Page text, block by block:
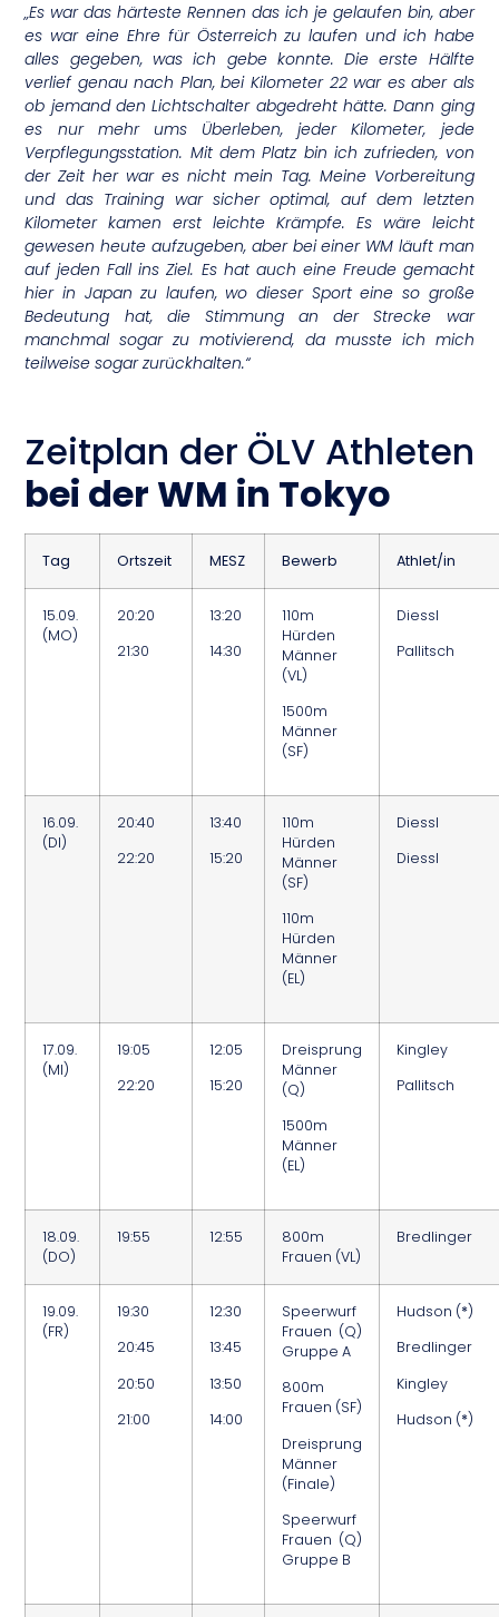
„Es war das härteste Rennen das ich je gelaufen bin, aber
es war eine Ehre für Österreich zu laufen und ich habe
alles gegeben, was ich gebe konnte. Die erste Hälfte
verlief genau nach Plan, bei Kilometer 22 war es aber als
ob jemand den Lichtschalter abgedreht hätte. Dann ging
es nur mehr ums Überleben, jeder Kilometer, jede
Verpflegungsstation. Mit dem Platz bin ich zufrieden, von
der Zeit her war es nicht mein Tag. Meine Vorbereitung
und das Training war sicher optimal, auf dem letzten
Kilometer kamen erst leichte Krämpfe. Es wäre leicht
gewesen heute aufzugeben, aber bei einer WM läuft man
auf jeden Fall ins Ziel. Es hat auch eine Freude gemacht
hier in Japan zu laufen, wo dieser Sport eine so große
Bedeutung hat, die Stimmung an der Strecke war
manchmal sogar zu motivierend, da musste ich mich
teilweise sogar zurückhalten.“
Zeitplan der ÖLV Athleten
bei der WM in Tokyo
Tag Ortszeit MESZ Bewerb Athlet/in
15.09.
(MO)
20:20
21:30
13:20
14:30
110m
Hürden
Männer
(VL)
1500m
Männer
(SF)
Diessl
Pallitsch
16.09.
(DI)
20:40
22:20
13:40
15:20
110m
Hürden
Männer
(SF)
110m
Hürden
Männer
(EL)
Diessl
Diessl
17.09.
(MI)
19:05
22:20
12:05
15:20
Dreisprung
Männer
(Q)
1500m
Männer
(EL)
Kingley
Pallitsch
18.09.
(DO)
19:55 12:55
800m
Frauen (VL)
Bredlinger
19.09.
(FR)
19:30
20:45
20:50
21:00
12:30
13:45
13:50
14:00
Speerwurf
Frauen (Q)
Gruppe A
800m
Frauen (SF)
Dreisprung
Männer
(Finale)
Speerwurf
Frauen (Q)
Gruppe B
Hudson (*)
Bredlinger
Kingley
Hudson (*)